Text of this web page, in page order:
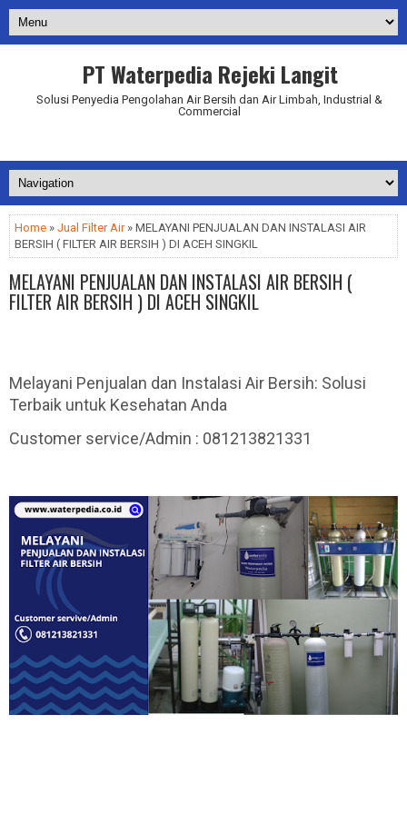
PT Waterpedia Rejeki Langit
Solusi Penyedia Pengolahan Air Bersih dan Air Limbah, Industrial &
Commercial
Home » Jual Filter Air» MELAYANI PENJUALAN DAN INSTALASI AIR
BERSIH ( FILTER AIR BERSIH ) DI ACEH SINGKIL
MELAYANI PENJUALAN DAN INSTALASI AIR BERSIH (
FILTER AIR BERSIH ) DI ACEH SINGKIL
Melayani Penjualan dan Instalasi Air Bersih: Solusi
Terbaik untuk Kesehatan Anda
Customer service/Admin : 081213821331